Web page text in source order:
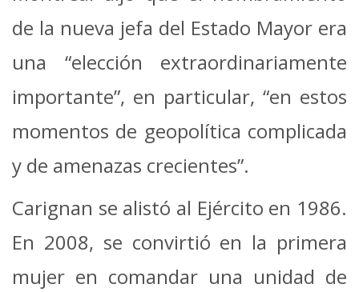
de la nueva jefa del Estado Mayor era
una “elección extraordinariamente
importante”, en particular, “en estos
momentos de geopolítica complicada
y de amenazas crecientes”.
Carignan se alistó al Ejército en 1986.
En 2008, se convirtió en la primera
mujer en comandar una unidad de